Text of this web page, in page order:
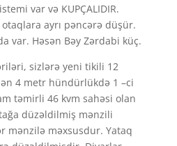
var və KUPÇALIDIR.
ayrı pəncərə düşür.
var. Həsən Bəy Zərdabi küç.
sizlərə yeni tikili 12
4 metr hündürlükdə 1 –ci
təmirli 46 kvm sahəsi olan
düzəldilmiş mənzili
mənzilə məxsusdur. Yataq